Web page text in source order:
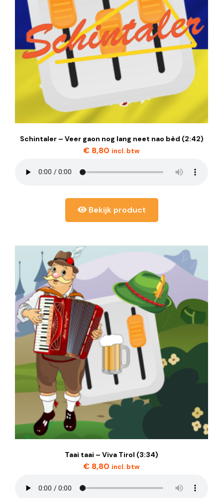
Schintaler – Veer gaon nog lang neet nao bèd (2:42)
€ 8,80 incl. btw
Bekijk product
Taai taai – Viva Tirol (3:34)
€ 8,80 incl. btw